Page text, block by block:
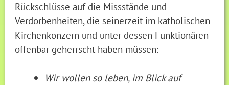
Rückschlüsse auf die Missstände und
Verdorbenheiten, die seinerzeit im katholischen
Kirchenkonzern und unter dessen Funktionären
offenbar geherrscht haben müssen:
Wir wollen so leben, im Blick auf